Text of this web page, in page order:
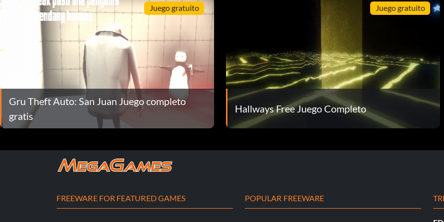
Juego gratuito
Gru Theft Auto: San Juan Juego completo
gratis
Juego gratuito
Hallways Free Juego Completo
FREEWARE FOR FEATURED GAMES POPULAR FREEWARE